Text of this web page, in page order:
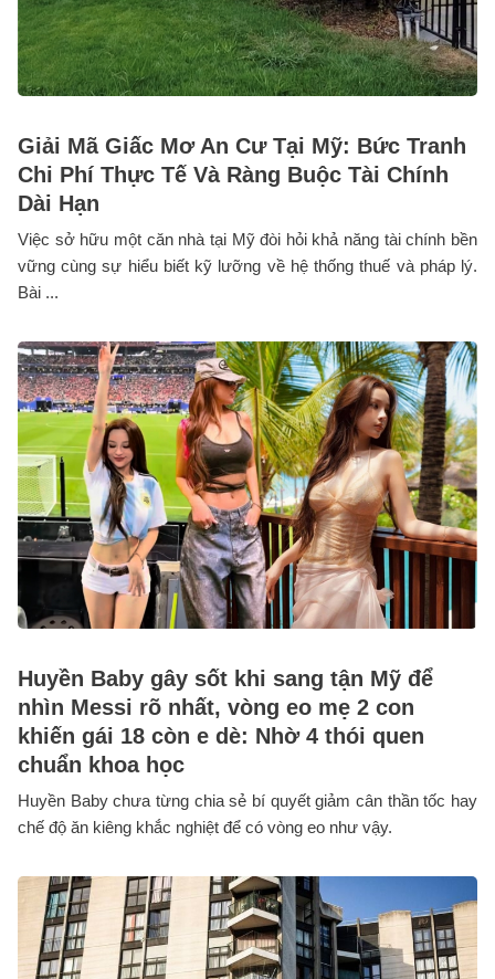
Giải Mã Giấc Mơ An Cư Tại Mỹ: Bức Tranh
Chi Phí Thực Tế Và Ràng Buộc Tài Chính
Dài Hạn
Việc sở hữu một căn nhà tại Mỹ đòi hỏi khả năng tài chính bền
vững cùng sự hiểu biết kỹ lưỡng về hệ thống thuế và pháp lý.
Bài ...
Huyền Baby gây sốt khi sang tận Mỹ để
nhìn Messi rõ nhất, vòng eo mẹ 2 con
khiến gái 18 còn e dè: Nhờ 4 thói quen
chuẩn khoa học
Huyền Baby chưa từng chia sẻ bí quyết giảm cân thần tốc hay
chế độ ăn kiêng khắc nghiệt để có vòng eo như vậy.